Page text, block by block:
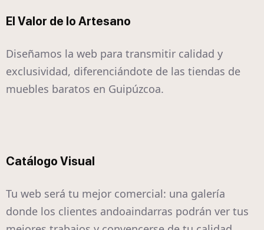
El Valor de lo Artesano
Diseñamos la web para transmitir calidad y
exclusividad, diferenciándote de las tiendas de
muebles baratos en Guipúzcoa.
Catálogo Visual
Tu web será tu mejor comercial: una galería
donde los clientes andoaindarras podrán ver tus